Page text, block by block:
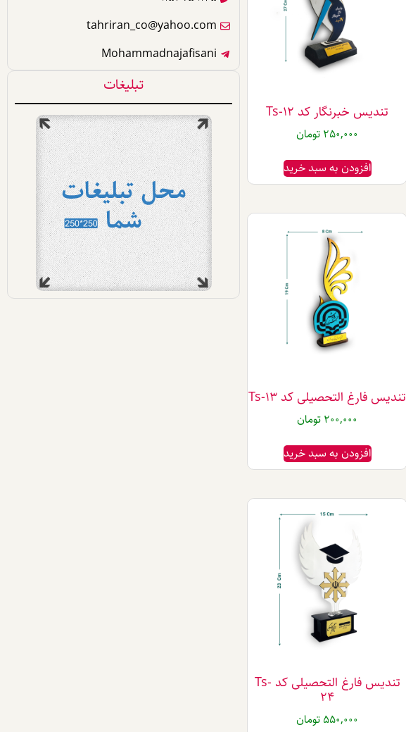
تندیس خبرنگار کد Ts-12
250,000 تومان
افزودن به سبد خرید
تندیس فارغ التحصیلی کد Ts-13
200,000 تومان
افزودن به سبد خرید
تندیس فارغ التحصیلی کد Ts-
24
550,000 تومان
tahriran_co@yahoo.com
Mohammadnajafisani
تبلیغات